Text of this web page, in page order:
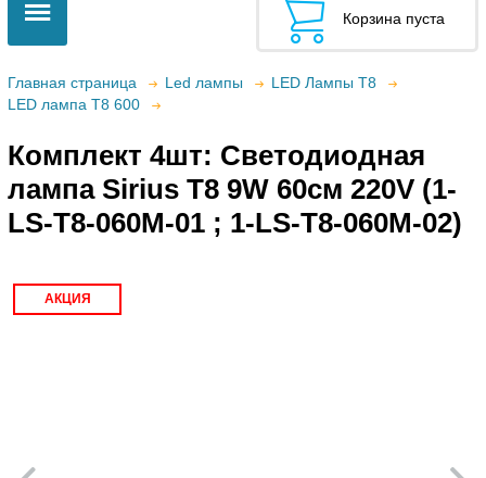
Корзина пуста
Главная страница Led лампы
LED Лампы T8
LED лампа T8 600
Комплект 4шт: Светодиодная
лампа Sirius T8 9W 60см 220V (1-
LS-T8-060M-01 ; 1-LS-T8-060M-02)
АКЦИЯ